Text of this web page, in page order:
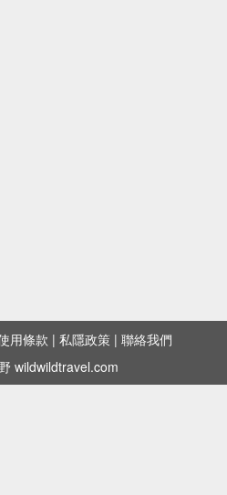
用條款 | 私隱政策 | 聯絡我們
wildwildtravel.com